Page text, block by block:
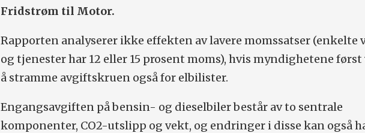
Fridstrøm til Motor.
Rapporten analyserer ikke effekten av lavere momssatser (enkelte
og tjenester har 12 eller 15 prosent moms), hvis myndighetene først
å stramme avgiftskruen også for elbilister.
Engangsavgiften på bensin- og dieselbiler består av to sentrale
komponenter, CO2-utslipp og vekt, og endringer i disse kan også